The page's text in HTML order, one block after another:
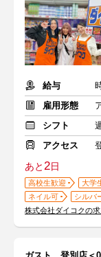
給与
雇用形態
シフト
アクセス
あと2日
高校生歓迎 大学
ネイル可
シルバ
株式会社ダイコクの